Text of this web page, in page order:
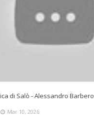
di Salò - Alessandro Barbero
Mar 10, 2026